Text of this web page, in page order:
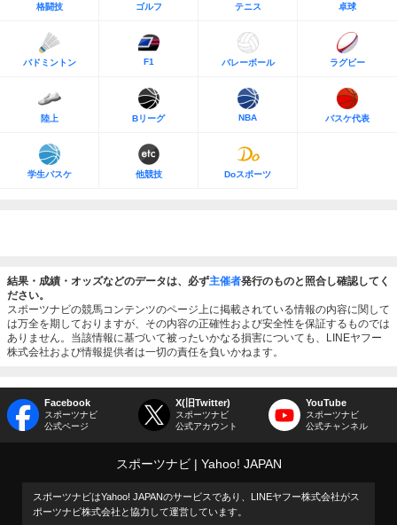
格闘技 ゴルフ テニス 卓球
バドミントン F1 バレーボール ラグビー
陸上 Bリーグ NBA バスケ代表
学生バスケ 他競技 Doスポーツ
結果・成績・オッズなどのデータは、必ず主催者発行のものと照合し確認してく
ださい。
スポーツナビの競馬コンテンツのページ上に掲載されている情報の内容に関して
は万全を期しておりますが、その内容の正確性および安全性を保証するものでは
ありません。当該情報に基づいて被ったいかなる損害についても、LINEヤフー
株式会社および情報提供者は一切の責任を負いかねます。
Facebook
スポーツナビ
公式ページ
X(旧Twitter)
スポーツナビ
公式アカウント
YouTube
スポーツナビ
公式チャンネル
スポーツナビ Yahoo! JAPAN
スポーツナビはYahoo! JAPANのサービスであり、LINEヤフー株式会社がス
ポーツナビ株式会社と協力して運営しています。